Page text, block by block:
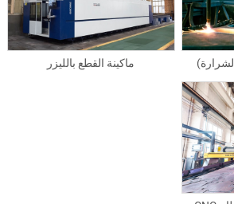
ماكينة القطع بالليزر